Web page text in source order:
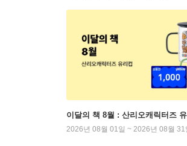
이달의 책 8월 : 산리오캐릭터즈 유
2026년 08월 01일 ~ 2026년 08월 31